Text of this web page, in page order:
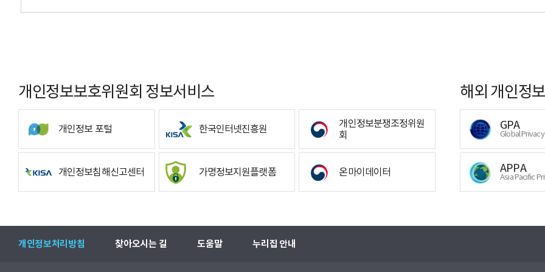
개인정보보호위원회 정보서비스
개인정보 포털 한국인터넷진흥원
개인정보분쟁조정위원
회
개인정보침해신고센터 가명정보지원플랫폼 온마이데이터
해외 개인정
GPA
Global
APPA
Asia Pacific
개인정보처리방침 찾아오시는 길 도움말 누리집 안내